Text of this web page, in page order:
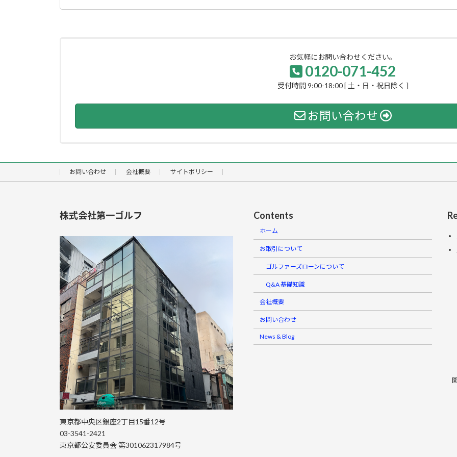
お気軽にお問い合わせください。
0120-071-452
受付時間 9:00-18:00 [ 土・日・祝日除く ]
お問い合わせ
お問い合わせ 会社概要 サイトポリシー
株式会社第一ゴルフ
東京都中央区銀座2丁目15番12号
03-3541-2421
東京都公安委員会 第301062317984号
Contents
ホーム
お取引について
ゴルファーズローンについて
Q&A 基礎知識
会社概要
お問い合わせ
News & Blog